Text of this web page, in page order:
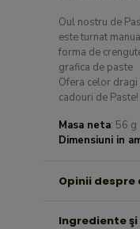
Oul nostru de
este turnat
forma de
grafica de paste
Ofera celor
cadouri de Paste!
Masa neta: 56 g
Dimensiuni in
Opinii
Ingrediente